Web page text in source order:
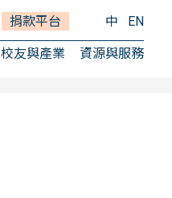
校友與產業 資源與服務
捐款平台 中 EN